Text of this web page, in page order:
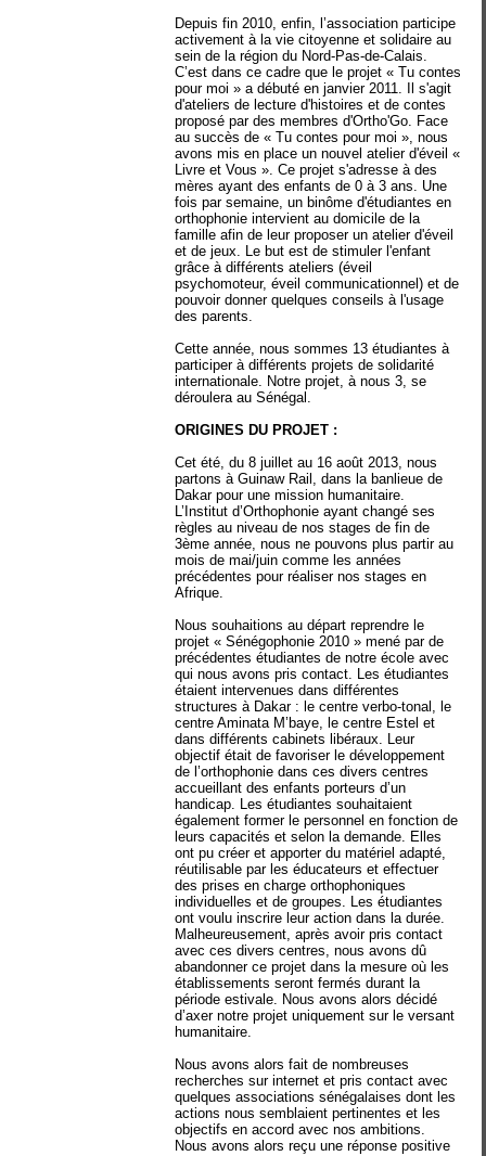
Depuis fin 2010, enfin, l’association participe
activement à la vie citoyenne et solidaire au
sein de la région du Nord-Pas-de-Calais.
C’est dans ce cadre que le projet « Tu contes
pour moi » a débuté en janvier 2011. Il s'agit
d'ateliers de lecture d'histoires et de contes
proposé par des membres d'Ortho'Go. Face
au succès de « Tu contes pour moi », nous
avons mis en place un nouvel atelier d'éveil «
Livre et Vous ». Ce projet s'adresse à des
mères ayant des enfants de 0 à 3 ans. Une
fois par semaine, un binôme d'étudiantes en
orthophonie intervient au domicile de la
famille afin de leur proposer un atelier d'éveil
et de jeux. Le but est de stimuler l'enfant
grâce à différents ateliers (éveil
psychomoteur, éveil communicationnel) et de
pouvoir donner quelques conseils à l'usage
des parents.
Cette année, nous sommes 13 étudiantes à
participer à différents projets de solidarité
internationale. Notre projet, à nous 3, se
déroulera au Sénégal.
ORIGINES DU PROJET :
Cet été, du 8 juillet au 16 août 2013, nous
partons à Guinaw Rail, dans la banlieue de
Dakar pour une mission humanitaire.
L’Institut d’Orthophonie ayant changé ses
règles au niveau de nos stages de fin de
3ème année, nous ne pouvons plus partir au
mois de mai/juin comme les années
précédentes pour réaliser nos stages en
Afrique.
Nous souhaitions au départ reprendre le
projet « Sénégophonie 2010 » mené par de
précédentes étudiantes de notre école avec
qui nous avons pris contact. Les étudiantes
étaient intervenues dans différentes
structures à Dakar : le centre verbo-tonal, le
centre Aminata M’baye, le centre Estel et
dans différents cabinets libéraux. Leur
objectif était de favoriser le développement
de l’orthophonie dans ces divers centres
accueillant des enfants porteurs d’un
handicap. Les étudiantes souhaitaient
également former le personnel en fonction de
leurs capacités et selon la demande. Elles
ont pu créer et apporter du matériel adapté,
réutilisable par les éducateurs et effectuer
des prises en charge orthophoniques
individuelles et de groupes. Les étudiantes
ont voulu inscrire leur action dans la durée.
Malheureusement, après avoir pris contact
avec ces divers centres, nous avons dû
abandonner ce projet dans la mesure où les
établissements seront fermés durant la
période estivale. Nous avons alors décidé
d’axer notre projet uniquement sur le versant
humanitaire.
Nous avons alors fait de nombreuses
recherches sur internet et pris contact avec
quelques associations sénégalaises dont les
actions nous semblaient pertinentes et les
objectifs en accord avec nos ambitions.
Nous avons alors reçu une réponse positive